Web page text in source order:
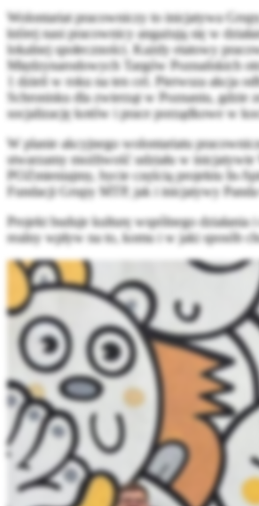
Wolontariat pracowniczy to inicjatywa
której nasi pracownicy angażują się w
lokalnej społeczności. Każdy etatowy
Międzynarodowych Targów Poznańskich
1 dzień w roku na ten cel. Pierwsza akcja
Schronisku dla zwierząt w Poznaniu, gdzie
socjalizację kotów i prace porządkowe w
W planie akcyjnego wolontariatu
stwarzamy możliwość udziału w inicjatywie
POZmieniajmy, bycie częścią projektu In-
Fundacji Grupy MTP, jak i inicjatywy
Projekt buduje kulturę wspólnego działania
realny wpływ na to, komu i w jaki sposób